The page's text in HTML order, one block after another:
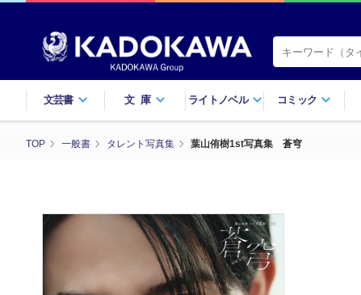
文芸書 文庫 ライトノベル コミック
TOP 一般書 タレント写真集 葉山侑樹1st写真集 蒼穹